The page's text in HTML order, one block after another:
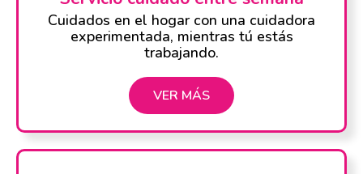
Cuidados en el hogar con una cuidadora
experimentada, mientras tú estás
trabajando.
VER MÁS